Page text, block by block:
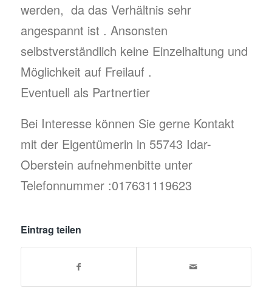
werden, da das Verhältnis sehr
angespannt ist . Ansonsten
selbstverständlich keine Einzelhaltung und
Möglichkeit auf Freilauf .
Eventuell als Partnertier
Bei Interesse können Sie gerne Kontakt
mit der Eigentümerin in 55743 Idar-
Oberstein aufnehmenbitte unter
Telefonnummer :017631119623
Eintrag teilen